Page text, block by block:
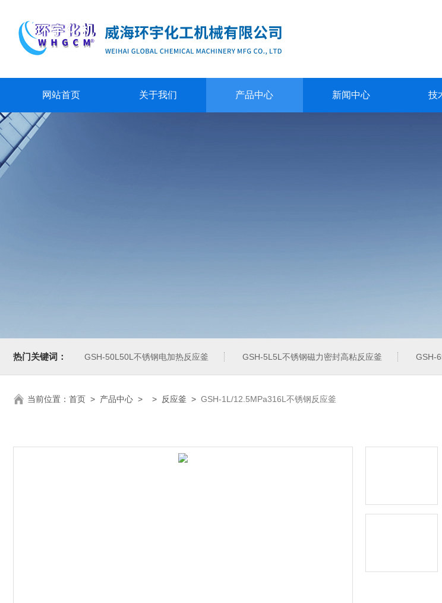
网站首页 关于我们 产品中心 新闻中心 技
热门关键词： GSH-50L50L不锈钢电加热反应釜 GSH-5L5L不锈钢磁力密封高粘反应釜 GSH-
当前位置： 首页 > 产品中心 > > 反应釜 > GSH-1L/12.5MPa316L不锈钢反应釜